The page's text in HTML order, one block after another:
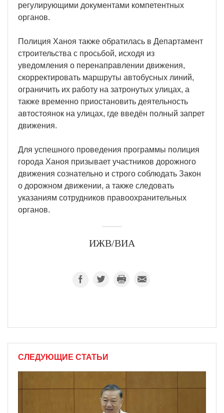
регулирующими документами компетентных
органов.
Полиция Ханоя также обратилась в Департамент
строительства с просьбой, исходя из
уведомления о перенаправлении движения,
скорректировать маршруты автобусных линий,
ограничить их работу на затронутых улицах, а
также временно приостановить деятельность
автостоянок на улицах, где введён полный запрет
движения.
Для успешного проведения программы полиция
города Ханоя призывает участников дорожного
движения сознательно и строго соблюдать Закон
о дорожном движении, а также следовать
указаниям сотрудников правоохранительных
органов.
ИЖВ/ВИА
СЛЕДУЮЩИЕ СТАТЬИ